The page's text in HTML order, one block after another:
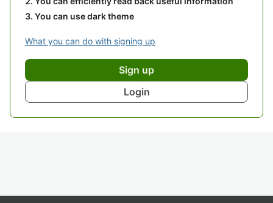
You can use dark theme
What you can do with signing up
Sign up
Login